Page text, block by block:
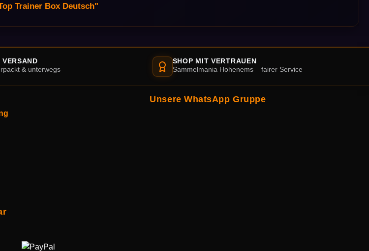
Trainer Box Deutsch"
& unterwegs
SHOP MIT VERTRAUEN
Sammelmania Hohenems – fairer Service
Unsere WhatsApp Gruppe